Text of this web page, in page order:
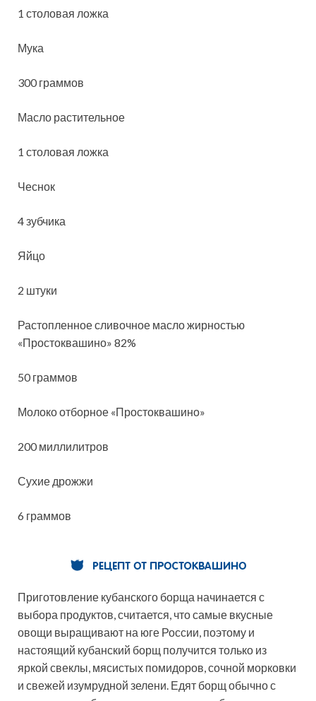
1 столовая ложка
Мука
300 граммов
Масло растительное
1 столовая ложка
Чеснок
4 зубчика
Яйцо
2 штуки
Растопленное сливочное масло жирностью
«Простоквашино» 82%
50 граммов
Молоко отборное «Простоквашино»
200 миллилитров
Сухие дрожжи
6 граммов
Приготовление кубанского борща начинается с
выбора продуктов, считается, что самые вкусные
овощи выращивают на юге России, поэтому и
настоящий кубанский борщ получится только из
яркой свеклы, мясистых помидоров, сочной морковки
и свежей изумрудной зелени. Едят борщ обычно с